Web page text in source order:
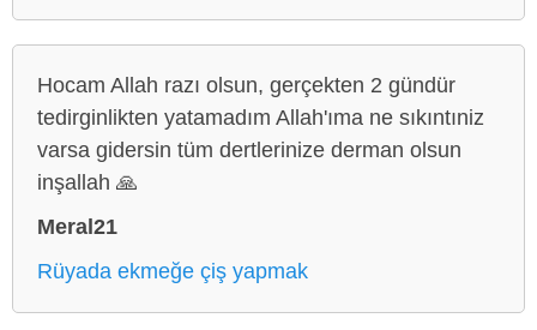
Hocam Allah razı olsun, gerçekten 2 gündür
tedirginlikten yatamadım Allah'ıma ne sıkıntıniz
varsa gidersin tüm dertlerinize derman olsun
inşallah 🙏
Meral21
Rüyada ekmeğe çiş yapmak